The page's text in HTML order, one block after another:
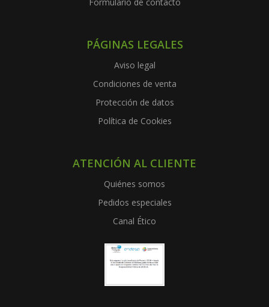
Formulario de contacto
PÁGINAS LEGALES
Aviso legal
Condiciones de venta
Protección de datos
Política de Cookies
ATENCIÓN AL CLIENTE
Quiénes somos
Pedidos especiales
Canal Ético